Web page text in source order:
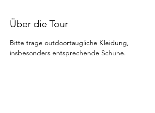
Über die Tour
Bitte trage outdoortaugliche Kleidung,
insbesonders entsprechende Schuhe.